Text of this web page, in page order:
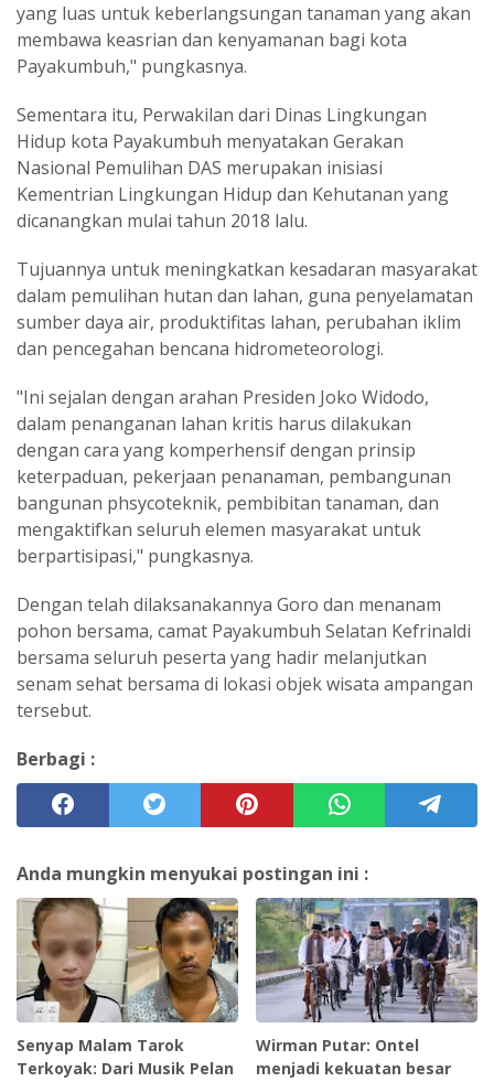
yang luas untuk keberlangsungan tanaman yang akan
membawa keasrian dan kenyamanan bagi kota
Payakumbuh," pungkasnya.
Sementara itu, Perwakilan dari Dinas Lingkungan
Hidup kota Payakumbuh menyatakan Gerakan
Nasional Pemulihan DAS merupakan inisiasi
Kementrian Lingkungan Hidup dan Kehutanan yang
dicanangkan mulai tahun 2018 lalu.
Tujuannya untuk meningkatkan kesadaran masyarakat
dalam pemulihan hutan dan lahan, guna penyelamatan
sumber daya air, produktifitas lahan, perubahan iklim
dan pencegahan bencana hidrometeorologi.
"Ini sejalan dengan arahan Presiden Joko Widodo,
dalam penanganan lahan kritis harus dilakukan
dengan cara yang komperhensif dengan prinsip
keterpaduan, pekerjaan penanaman, pembangunan
bangunan phsycoteknik, pembibitan tanaman, dan
mengaktifkan seluruh elemen masyarakat untuk
berpartisipasi," pungkasnya.
Dengan telah dilaksanakannya Goro dan menanam
pohon bersama, camat Payakumbuh Selatan Kefrinaldi
bersama seluruh peserta yang hadir melanjutkan
senam sehat bersama di lokasi objek wisata ampangan
tersebut.
Berbagi :
Anda mungkin menyukai postingan ini :
Senyap Malam Tarok
Terkoyak: Dari Musik Pelan
Wirman Putar: Ontel
menjadi kekuatan besar